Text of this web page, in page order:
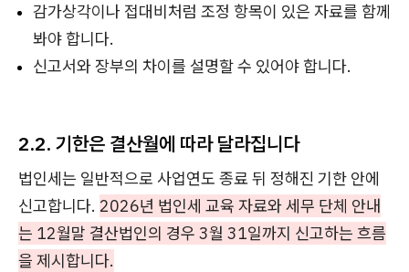
감가상각이나 접대비처럼 조정 항목이 있은 자료를 함께
봐야 합니다.
신고서와 장부의 차이를 설명할 수 있어야 합니다.
2.2. 기한은 결산월에 따라 달라집니다
법인세는 일반적으로 사업연도 종료 뒤 정해진 기한 안에
신고합니다. 2026년 법인세 교육 자료와 세무 단체 안내
는 12월말 결산법인의 경우 3월 31일까지 신고하는 흐름
을 제시합니다.